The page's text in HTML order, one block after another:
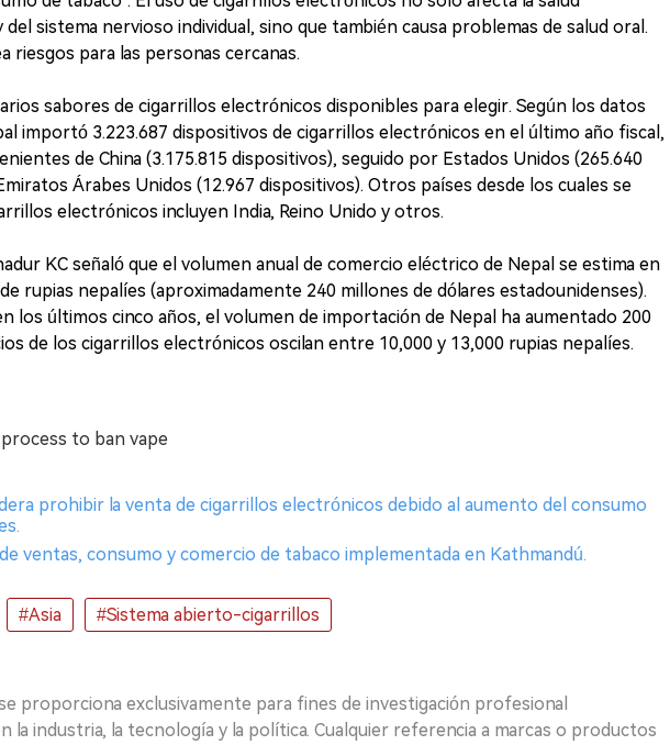
del sistema nervioso individual, sino que también causa problemas de salud oral.
riesgos para las personas cercanas.
sabores de cigarrillos electrónicos disponibles para elegir. Según los datos
importó 3.223.687 dispositivos de cigarrillos electrónicos en el último año fiscal,
de China (3.175.815 dispositivos), seguido por Estados Unidos (265.640
Árabes Unidos (12.967 dispositivos). Otros países desde los cuales se
electrónicos incluyen India, Reino Unido y otros.
KC señaló que el volumen anual de comercio eléctrico de Nepal se estima en
rupias nepalíes (aproximadamente 240 millones de dólares estadounidenses).
los últimos cinco años, el volumen de importación de Nepal ha aumentado 200
de los cigarrillos electrónicos oscilan entre 10,000 y 13,000 rupias nepalíes.
to ban vape
prohibir la venta de cigarrillos electrónicos debido al aumento del consumo
ventas, consumo y comercio de tabaco implementada en Kathmandú.
#Asia #Sistema abierto-cigarrillos
proporciona exclusivamente para fines de investigación profesional
la industria, la tecnología y la política. Cualquier referencia a marcas o productos